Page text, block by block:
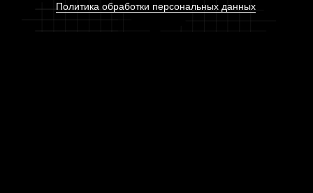
Политика обработки персональных данных